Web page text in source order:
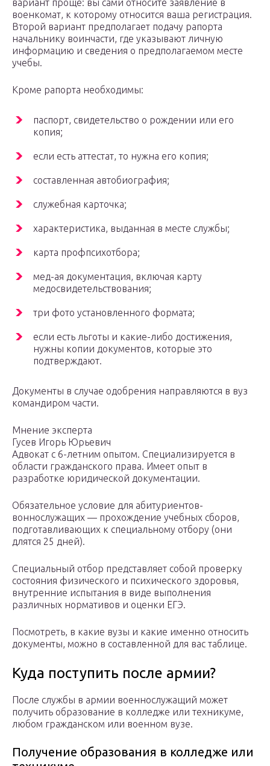
вариант проще: вы сами относите заявление в
военкомат, к которому относится ваша регистрация.
Второй вариант предполагает подачу рапорта
начальнику воинчасти, где указывают личную
информацию и сведения о предполагаемом месте
учебы.
Кроме рапорта необходимы:
паспорт, свидетельство о рождении или его
копия;
если есть аттестат, то нужна его копия;
составленная автобиография;
служебная карточка;
характеристика, выданная в месте службы;
карта профпсихотбора;
мед-ая документация, включая карту
медосвидетельствования;
три фото установленного формата;
если есть льготы и какие-либо достижения,
нужны копии документов, которые это
подтверждают.
Документы в случае одобрения направляются в вуз
командиром части.
Мнение эксперта
Гусев Игорь Юрьевич
Адвокат с 6-летним опытом. Специализируется в
области гражданского права. Имеет опыт в
разработке юридической документации.
Обязательное условие для абитуриентов-
воннослужащих — прохождение учебных сборов,
подготавливающих к специальному отбору (они
длятся 25 дней).
Специальный отбор представляет собой проверку
состояния физического и психического здоровья,
внутренние испытания в виде выполнения
различных нормативов и оценки ЕГЭ.
Посмотреть, в какие вузы и какие именно относить
документы, можно в составленной для вас таблице.
Куда поступить после армии?
После службы в армии военнослужащий может
получить образование в колледже или техникуме,
любом гражданском или военном вузе.
Получение образования в колледже или